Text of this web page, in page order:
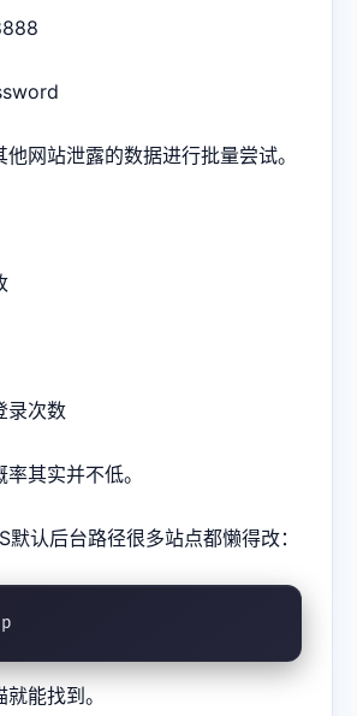
网站泄露的数据进行批量尝试。
录次数
其实并不低。
认后台路径很多站点都懒得改：
能找到。